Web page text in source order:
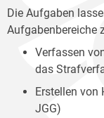
Die Aufgaben
Aufgabenbereiche
Verfassen
das
Erstellen
JGG)